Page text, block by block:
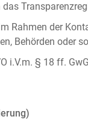
Rahmen der
Behörden oder
i.V.m. § 18 ff.